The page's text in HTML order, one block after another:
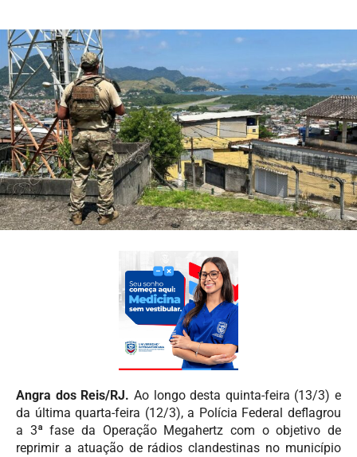
Angra dos Reis/RJ. Ao longo desta quinta-feira (13/3) e
da última quarta-feira (12/3), a Polícia Federal deflagrou
a 3ª fase da Operação Megahertz com o objetivo de
reprimir a atuação de rádios clandestinas no município